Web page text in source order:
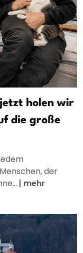
holen wir
die große
der
| mehr